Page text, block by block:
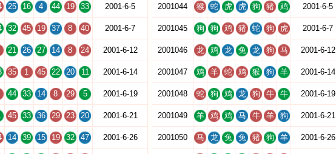
25 16 4 44 19 33 2001-6-5
32 45 19 37 8 40 2001-6-7
21 26 27 14 8 24 2001-6-12
35 1 45 22 20 11 2001-6-14
44 33 14 8 29 5 2001-6-19
45 33 36 29 23 20 2001-6-21
14 39 15 19 32 47 2001-6-26
2001044 猴 蛇 虎 虎 狗 猪 鸡 2001-6-5
2001045 狗 狗 鸡 猪 蛇 狗 虎 2001-6-7
2001046 龙 鸡 龙 兔 龙 狗 马 2001-6-12
2001047 鸡 羊 蛇 鸡 猴 狗 羊 2001-6-14
2001048 蛇 狗 鸡 龙 狗 牛 牛 2001-6-19
2001049 羊 鸡 鸡 马 牛 羊 狗 2001-6-21
2001050 马 龙 兔 兔 猪 狗 羊 2001-6-26